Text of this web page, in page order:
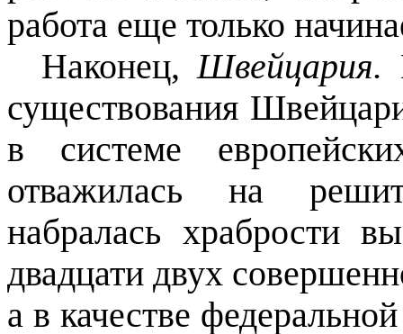
работа еще только
Наконец,Швейцария.
существования
в системе
отважилась на
набралась храбрости
двадцати двух
а в качестве